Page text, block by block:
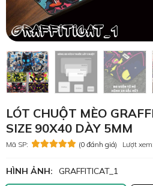
LÓT CHUỘT MÈO
SIZE 90X40 DÀY 5MM
Mã SP: (0 đánh giá) Lượt xem:
HÌNH ẢNH: GRAFFITICAT_1